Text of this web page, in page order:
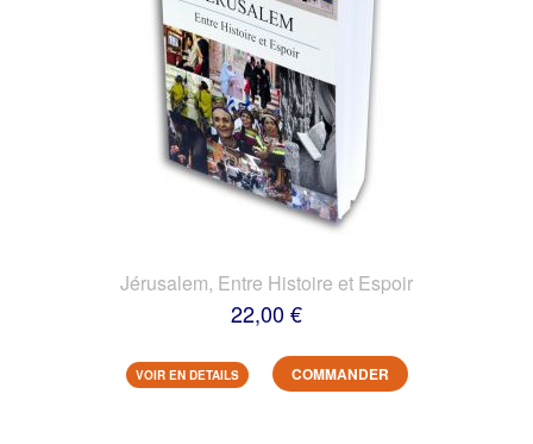
Jérusalem, Entre Histoire et Espoir
22,00 €
VOIR EN DETAILS COMMANDER